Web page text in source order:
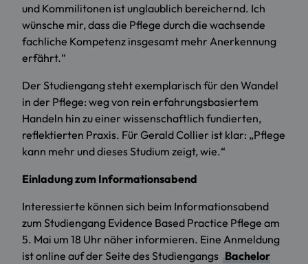
und Kommilitonen ist unglaublich bereichernd. Ich
wünsche mir, dass die Pflege durch die wachsende
fachliche Kompetenz insgesamt mehr Anerkennung
erfährt.“
Der Studiengang steht exemplarisch für den Wandel
in der Pflege: weg von rein erfahrungsbasiertem
Handeln hin zu einer wissenschaftlich fundierten,
reflektierten Praxis. Für Gerald Collier ist klar: „Pflege
kann mehr und dieses Studium zeigt, wie.“
Einladung zum Informationsabend
Interessierte können sich beim Informationsabend
zum Studiengang Evidence Based Practice Pflege am
5. Mai um 18 Uhr näher informieren. Eine Anmeldung
ist online auf der Seite des Studiengangs Bachelor